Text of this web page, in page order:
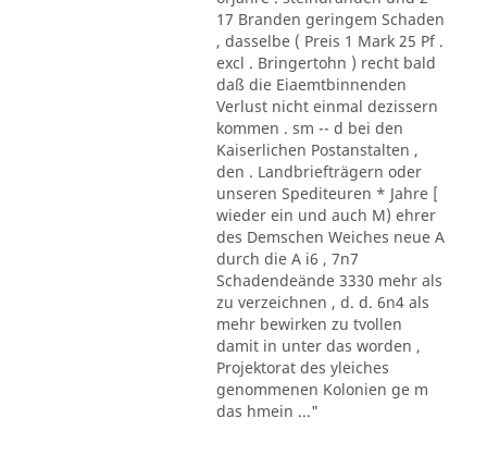
17 Branden geringem Schaden
, dasselbe ( Preis 1 Mark 25 Pf .
excl . Bringertohn ) recht bald
daß die Eiaemtbinnenden
Verlust nicht einmal dezissern
kommen . sm -- d bei den
Kaiserlichen Postanstalten ,
den . Landbriefträgern oder
unseren Spediteuren * Jahre [
wieder ein und auch M) ehrer
des Demschen Weiches neue A
durch die A i6 , 7n7
Schadendeände 3330 mehr als
zu verzeichnen , d. d. 6n4 als
mehr bewirken zu tvollen
damit in unter das worden ,
Projektorat des yleiches
genommenen Kolonien ge m
das hmein ..."